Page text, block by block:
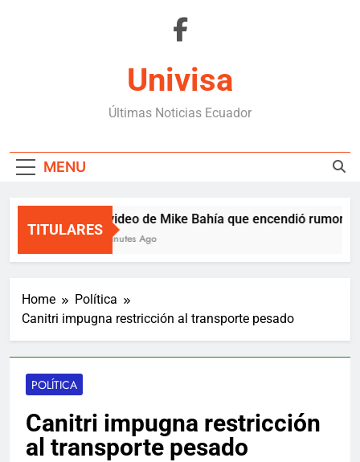
Univisa
Últimas Noticias Ecuador
MENU
TITULARES
El video de Mike Bahía que encendió rumores
3 Minutes Ago
Home
Política
Canitri impugna restricción al transporte pesado
POLÍTICA
Canitri impugna restricción
al transporte pesado